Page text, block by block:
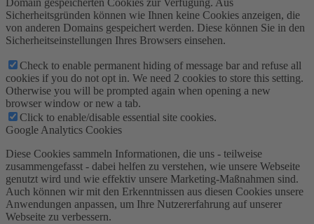
Domain gespeicherten Cookies zur Verfügung. Aus
Sicherheitsgründen können wie Ihnen keine Cookies anzeigen, die
von anderen Domains gespeichert werden. Diese können Sie in den
Sicherheitseinstellungen Ihres Browsers einsehen.
Check to enable permanent hiding of message bar and refuse all
cookies if you do not opt in. We need 2 cookies to store this setting.
Otherwise you will be prompted again when opening a new
browser window or new a tab.
Click to enable/disable essential site cookies.
Google Analytics Cookies
Diese Cookies sammeln Informationen, die uns - teilweise
zusammengefasst - dabei helfen zu verstehen, wie unsere Webseite
genutzt wird und wie effektiv unsere Marketing-Maßnahmen sind.
Auch können wir mit den Erkenntnissen aus diesen Cookies unsere
Anwendungen anpassen, um Ihre Nutzererfahrung auf unserer
Webseite zu verbessern.